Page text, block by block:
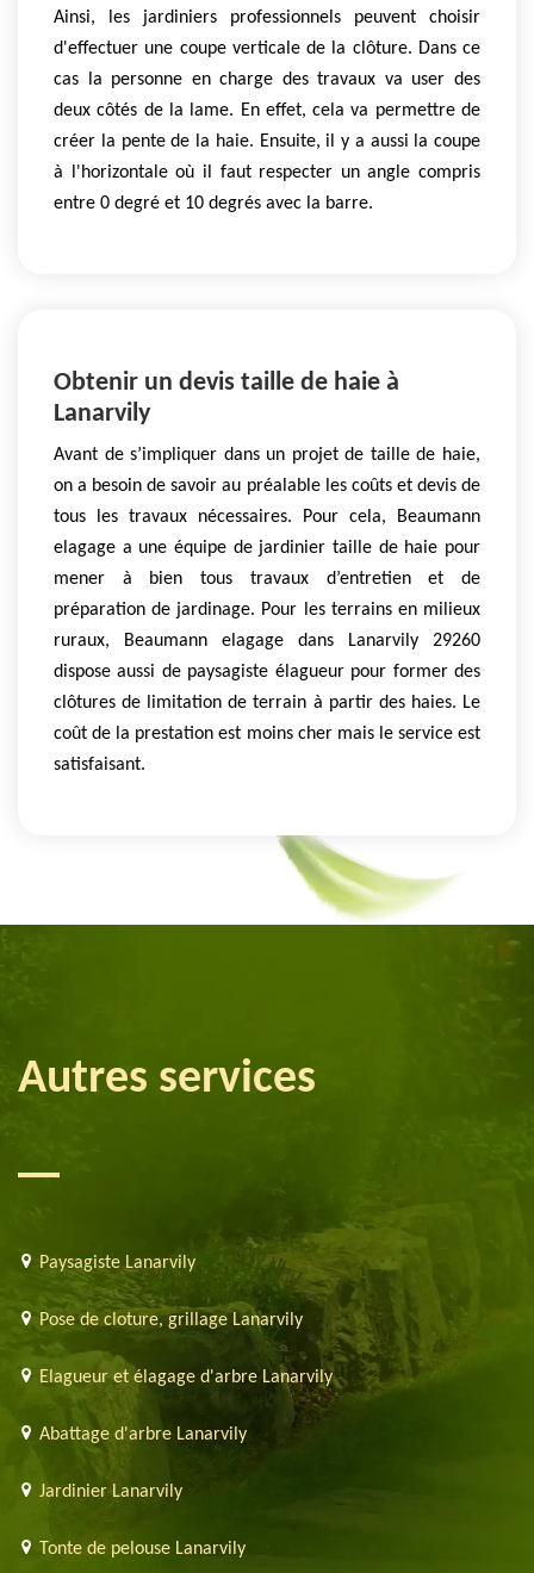
Ainsi, les jardiniers professionnels peuvent choisir
d'effectuer une coupe verticale de la clôture. Dans ce
cas la personne en charge des travaux va user des
deux côtés de la lame. En effet, cela va permettre de
créer la pente de la haie. Ensuite, il y a aussi la coupe
à l'horizontale où il faut respecter un angle compris
entre 0 degré et 10 degrés avec la barre.
Obtenir un devis taille de haie à
Lanarvily
Avant de s’impliquer dans un projet de taille de haie,
on a besoin de savoir au préalable les coûts et devis de
tous les travaux nécessaires. Pour cela, Beaumann
elagage a une équipe de jardinier taille de haie pour
mener à bien tous travaux d’entretien et de
préparation de jardinage. Pour les terrains en milieux
ruraux, Beaumann elagage dans Lanarvily 29260
dispose aussi de paysagiste élagueur pour former des
clôtures de limitation de terrain à partir des haies. Le
coût de la prestation est moins cher mais le service est
satisfaisant.
Autres services
Paysagiste Lanarvily
Pose de cloture, grillage Lanarvily
Elagueur et élagage d'arbre Lanarvily
Abattage d'arbre Lanarvily
Jardinier Lanarvily
Tonte de pelouse Lanarvily